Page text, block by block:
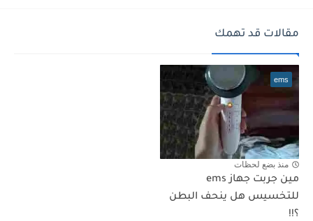
مقالات قد تهمك
ems
منذ بضع لحظات
مين جربت جهاز ems
للتخسيس هل ينحف البطن
؟!!